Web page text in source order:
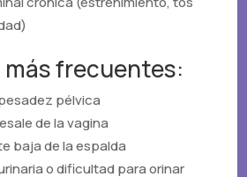
frecuentes:
pélvica
de la vagina
baja de la espalda
o dificultad para orinar